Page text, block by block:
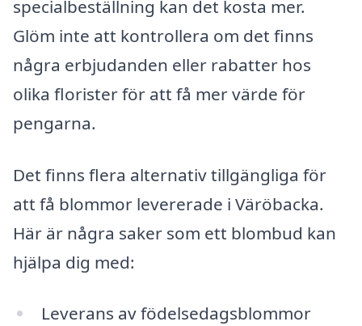
specialbeställning kan det kosta mer.
Glöm inte att kontrollera om det finns
några erbjudanden eller rabatter hos
olika florister för att få mer värde för
pengarna.
Det finns flera alternativ tillgängliga för
att få blommor levererade i Väröbacka.
Här är några saker som ett blombud kan
hjälpa dig med:
Leverans av födelsedagsblommor